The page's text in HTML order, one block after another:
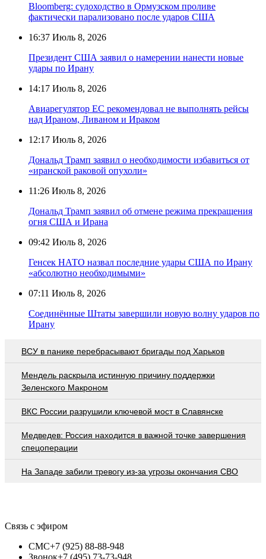
Bloomberg: судоходство в Ормузском проливе
фактически парализовано после ударов США
16:37 Июль 8, 2026
Президент США заявил о намерении нанести новые
удары по Ирану
14:17 Июль 8, 2026
Авиарегулятор ЕС рекомендовал не выполнять рейсы
над Ираном, Ливаном и Ираком
12:17 Июль 8, 2026
Дональд Трамп заявил о необходимости избавиться от
«иранской раковой опухоли»
11:26 Июль 8, 2026
Дональд Трамп заявил об отмене режима прекращения
огня США и Ирана
09:42 Июль 8, 2026
Генсек НАТО назвал последние удары США по Ирану
«абсолютно необходимыми»
07:11 Июль 8, 2026
Соединённые Штаты завершили новую волну ударов по
Ирану
ВСУ в панике перебрасывают бригады под Харьков
Мендель раскрыла истинную причину поддержки
Зеленского Макроном
ВКС России разрушили ключевой мост в Славянске
Медведев: Россия находится в важной точке завершения
спецоперации
На Западе забили тревогу из-за угрозы окончания СВО
Связь с эфиром
СМС+7 (925) 88-88-948
Звонок+7 (495) 73-73-948